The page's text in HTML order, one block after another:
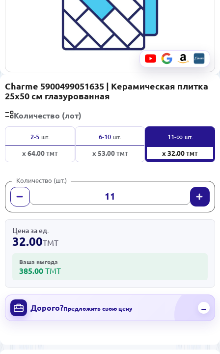
Charme 5900499051635 | Керамическая плитка
25x50 см глазурованная
Количество (лот)
2-5 шт.
x 64.00ТМТ
6-10 шт.
x 53.00ТМТ
11-∞ шт.
x 32.00ТМТ
Количество (шт.)
Цена за ед.
32.00ТМТ
Ваша выгода
385.00 ТМТ
Дорого?Предложить свою цену →